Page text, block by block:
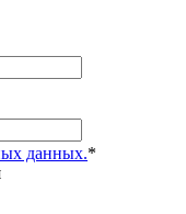
данных.*